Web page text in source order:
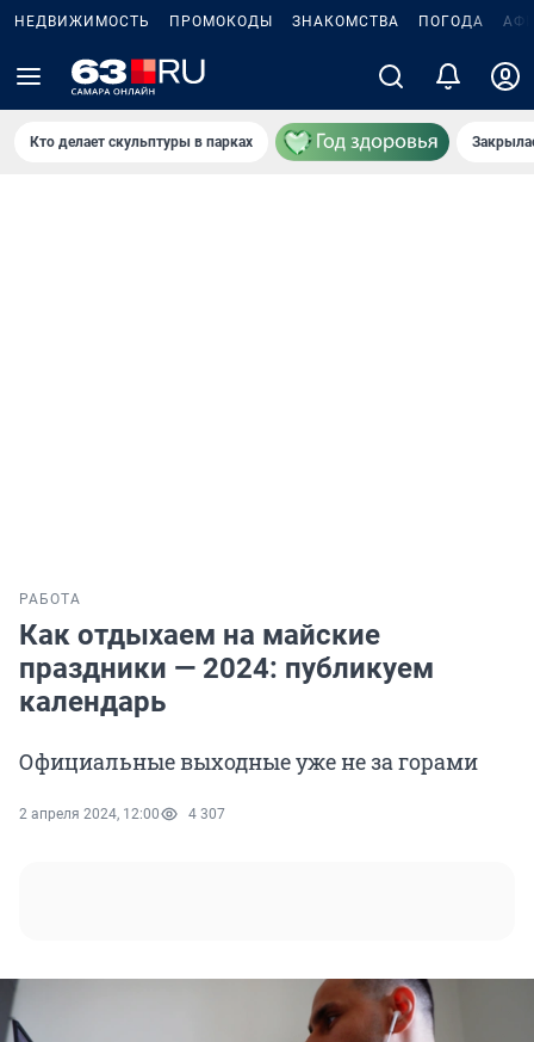
НЕДВИЖИМОСТЬ ПРОМОКОДЫ ЗНАКОМСТВА ПОГОДА
Кто делает скульптуры в парках
РАБОТА
Как отдыхаем на майские
праздники — 2024: публикуем
календарь
Официальные выходные уже не за горами
2 апреля 2024, 12:00 4 307